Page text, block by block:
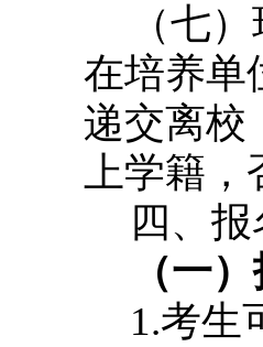
（七
在培养单
递交离校
上学籍
四、
（一
1.考生